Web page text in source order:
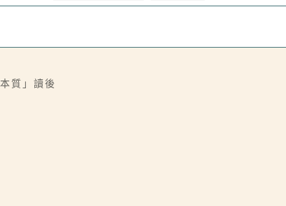
質」讀後